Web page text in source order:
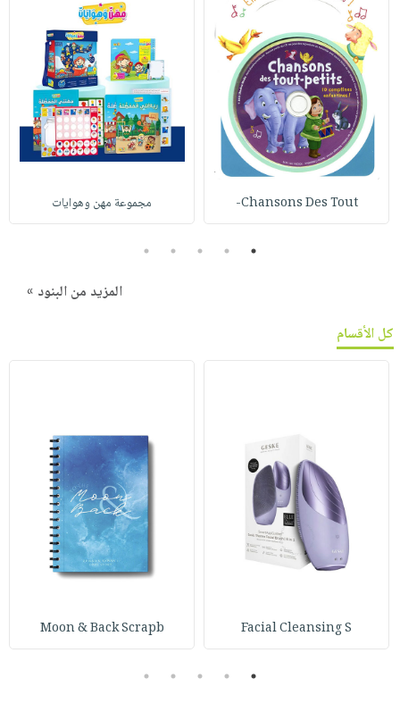
Chansons Des Tout- مجموعة مهن وهوايات
1
2
3
4
5
المزيد من البنود »
كل الأقسام
Facial Cleansing S
Moon & Back Scrapb
1
2
3
4
5